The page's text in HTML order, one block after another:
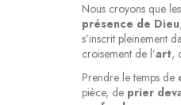
Nous croyons que les
présence de Dieu
s’inscrit pleinement
croisement de l’art,
Prendre le temps de
pièce, de prier